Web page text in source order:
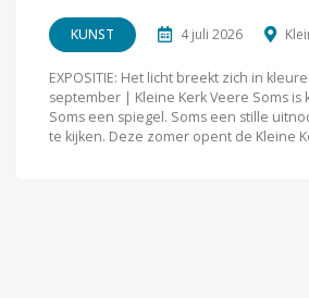
KUNST 4 juli 2026
EXPOSITIE: Het licht breekt zich in
september | Kleine Kerk Veere Soms is
Soms een spiegel. Soms een stille
te kijken. Deze zomer opent de Kleine